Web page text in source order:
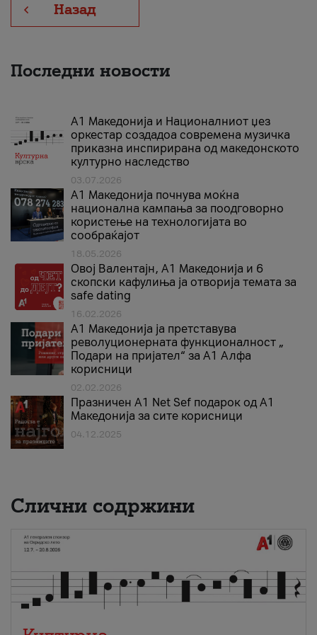
Назад
Последни новости
А1 Македонија и Националниот џез
оркестар создадоа современа музичка
приказна инспирирана од македонското
културно наследство
03.07.2026
A1 Македонија почнува моќна
национална кампања за поодговорно
користење на технологијата во
сообраќајот
18.05.2026
Овој Валентајн, A1 Македонија и 6
скопски кафулиња ја отворија темата за
safe dating
16.02.2026
А1 Македонија ја претставува
револуционерната функционалност „
Подари на пријател“ за А1 Алфа
корисници
02.02.2026
Празничен A1 Net Sеf подарок од А1
Македонија за сите корисници
04.12.2025
Слични содржини